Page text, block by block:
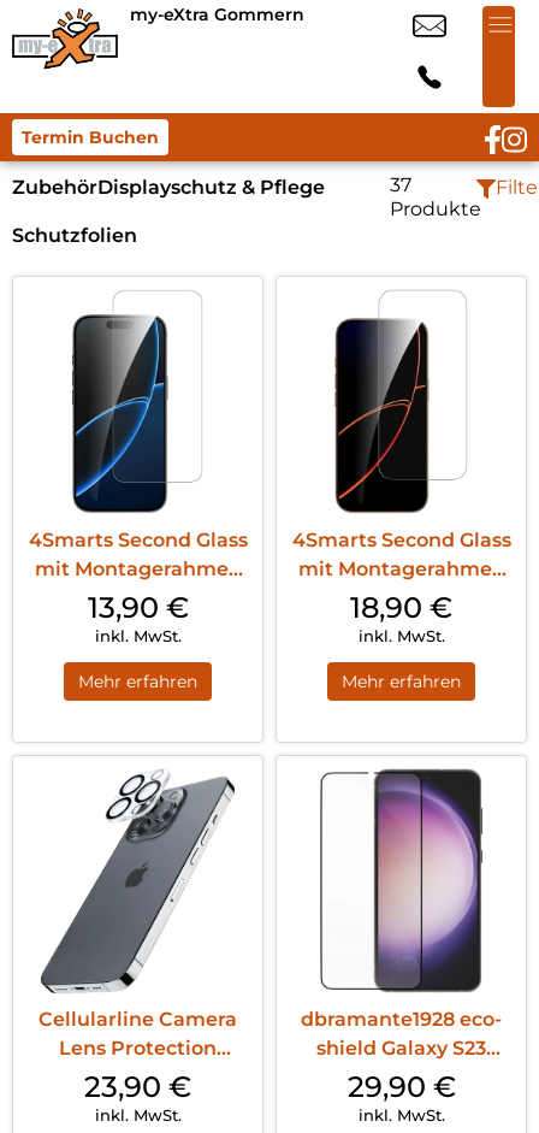
my-eXtra Gommern
Termin Buchen
ZubehörDisplayschutz & Pflege
Schutzfolien
37
Produkte
4Smarts Second Glass
mit Montagerahmen
iPhone 17 Air
Transparent
13,90 €
inkl. MwSt.
Mehr erfahren
4Smarts Second Glass
mit Montagerahmen
iPhone 17 Pro
Transparent
18,90 €
inkl. MwSt.
Mehr erfahren
Cellularline Camera
Lens Protection
iPhone 16 Pro/16 Pro
Max Clear
23,90 €
inkl. MwSt.
dbramante1928 eco-
shield Galaxy S23
Schwarz
29,90 €
inkl. MwSt.